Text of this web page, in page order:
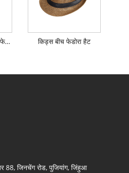
कस्टम लोगो किड्स स्ट्रॉ फेडोरा हैट किड्स बीच फेडोरा हैट
88, जिनचेंग रोड, पुजियांग, जिंहुआ